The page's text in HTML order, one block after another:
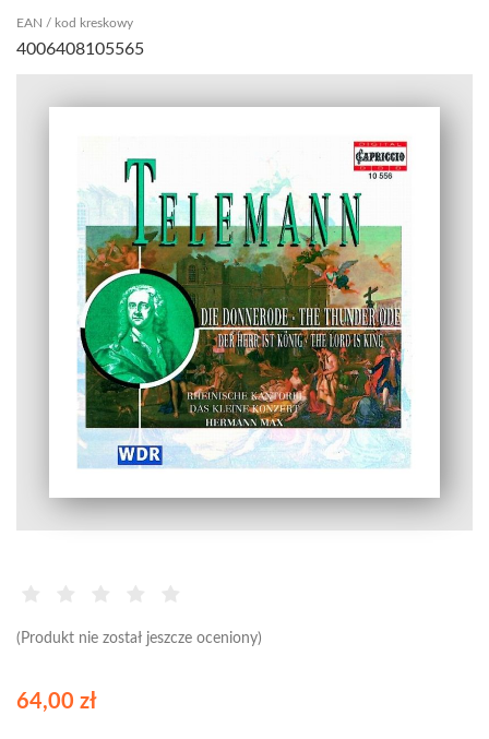
(Produkt nie został jeszcze oceniony)
EAN / kod kreskowy
4006408105565
64,00 zł